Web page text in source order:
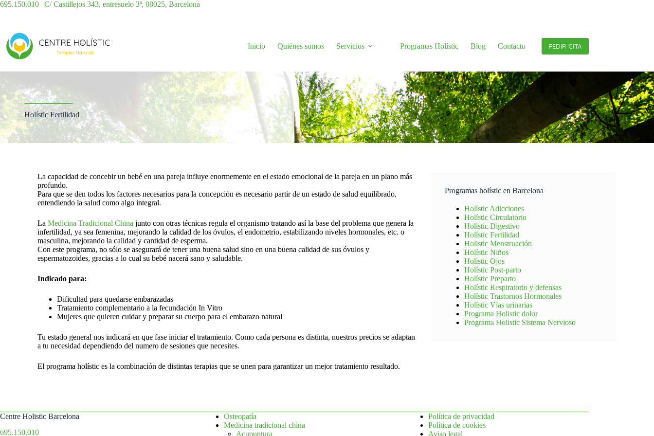
695.150.010 C/ Castillejos 343, entresuelo 3ª, 08025, Barcelona
Inicio Quiénes somos Servicios Programas Holístic Blog Contacto PEDIR CITA
Holístic Fertilidad
La capacidad de concebir un bebé en una pareja influye enormemente en el estado emocional de la pareja en un plano más
profundo.
Para que se den todos los factores necesarios para la concepción es necesario partir de un estado de salud equilibrado,
entendiendo la salud como algo integral.
LaMedicina Tradicional China junto con otras técnicas regula el organismo tratando así la base del problema que genera la
infertilidad, ya sea femenina, mejorando la calidad de los óvulos, el endometrio, estabilizando niveles hormonales, etc. o
masculina, mejorando la calidad y cantidad de esperma.
Con este programa, no sólo se asegurará de tener una buena salud sino en una buena calidad de sus óvulos y
espermatozoides, gracias a lo cual su bebé nacerá sano y saludable.
Indicado para:
Dificultad para quedarse embarazadas
Tratamiento complementario a la fecundación In Vitro
Mujeres que quieren cuidar y preparar su cuerpo para el embarazo natural
Tu estado general nos indicará en que fase iniciar el tratamiento. Como cada persona es distinta, nuestros precios se adaptan
a tu necesidad dependiendo del numero de sesiones que necesites.
El programa holístic es la combinación de distintas terapias que se unen para garantizar un mejor tratamiento resultado.
Programas holístic en Barcelona
Holístic Adicciones
Holístic Circulatorio
Holistic Digestivo
Holístic Fertilidad
Holistic Menstruación
Holístic Niños
Holistic Ojos
Holístic Post-parto
Holístic Preparto
Holístic Respiratorio y defensas
Holístic Trastornos Hormonales
Holístic Vías urinarias
Programa Holistic dolor
Programa Holistic Sistema Nervioso
Centre Holistic Barcelona
695.150.010
Osteopatía
Medicina tradicional china
Acupuntura
Política de privacidad
Política de cookies
Aviso legal